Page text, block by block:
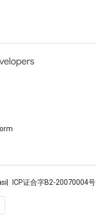
ICP证合字B2-20070004号